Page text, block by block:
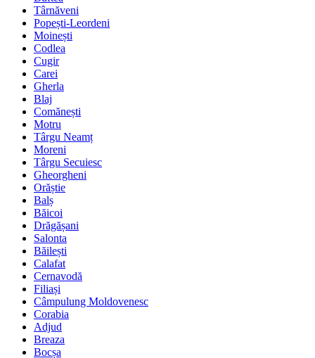
Târnăveni
Popești-Leordeni
Moinești
Codlea
Cugir
Carei
Gherla
Blaj
Comănești
Motru
Târgu Neamț
Moreni
Târgu Secuiesc
Gheorgheni
Orăștie
Balș
Băicoi
Drăgășani
Salonta
Băilești
Calafat
Cernavodă
Filiași
Câmpulung Moldovenesc
Corabia
Adjud
Breaza
Bocșa